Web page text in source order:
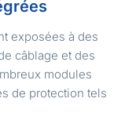
exposées à des
câblage et des
modules
de protection tels